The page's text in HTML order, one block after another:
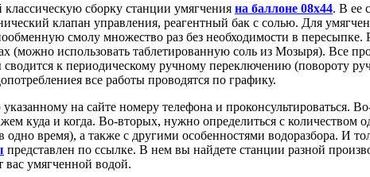
сборку станции умягчения на баллоне 08х44. В ее
клапан управления, реагентный бак с солью. Для
смолу множество раз без необходимости в пересыпке.
(можно использовать таблетированную соль из Мозыря). Все
сводится к периодическому ручному переключению (повороту
все работы проводятся по графику.
на сайте номеру телефона и проконсультироваться.
куда и когда. Во-вторых, нужно определиться с количеством
одно время), а также с другими особенностями водоразбора. И
представлен по ссылке. В нем вы найдете станции разной
вас умягченной водой.